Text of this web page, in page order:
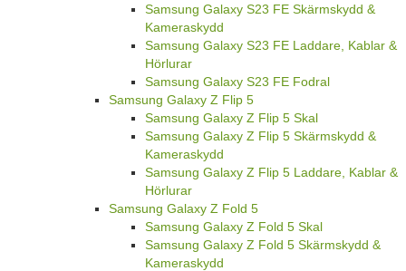
Samsung Galaxy S23 FE Skärmskydd &
Kameraskydd
Samsung Galaxy S23 FE Laddare, Kablar &
Hörlurar
Samsung Galaxy S23 FE Fodral
Samsung Galaxy Z Flip 5
Samsung Galaxy Z Flip 5 Skal
Samsung Galaxy Z Flip 5 Skärmskydd &
Kameraskydd
Samsung Galaxy Z Flip 5 Laddare, Kablar &
Hörlurar
Samsung Galaxy Z Fold 5
Samsung Galaxy Z Fold 5 Skal
Samsung Galaxy Z Fold 5 Skärmskydd &
Kameraskydd